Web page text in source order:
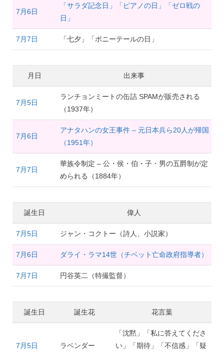
7月6日
「サラダ記念日」「ピアノの日」「ゼロ戦の
日」
7月7日 「七夕」「ポニーテールの日」
月日 出来事
7月5日
ランチョンミートの缶詰 SPAMが販売される
（1937年）
7月6日
アナタハンの女王事件 – 元日本兵ら20人が帰国
（1951年）
7月7日
華族令制定 – 公・侯・伯・子・男の五爵制が定
められる（1884年）
誕生日 偉人
7月5日 ジャン・コクトー（詩人、小説家）
7月6日 ダライ・ラマ14世（チベット亡命政府指導者）
7月7日 円谷英二（特撮監督）
誕生日 誕生花 花言葉
7月5日 ラベンダー
「沈黙」「私に答えてくださ
い」「期待」「不信感」「疑